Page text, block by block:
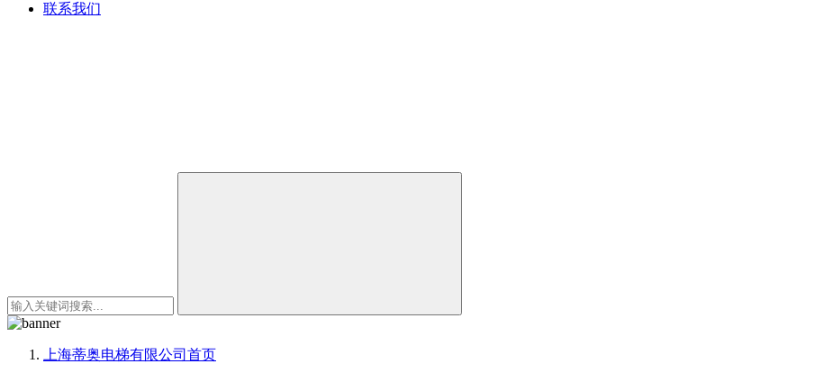
联系我们
上海蒂奥电梯有限公司 首页